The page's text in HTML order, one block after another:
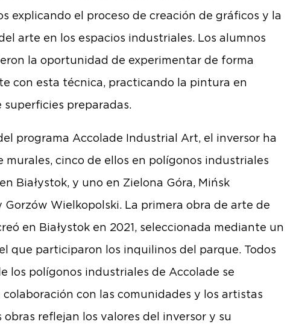
explicando el proceso de creación de gráficos y la
arte en los espacios industriales. Los alumnos
la oportunidad de experimentar de forma
con esta técnica, practicando la pintura en
superficies preparadas.
programa Accolade Industrial Art, el inversor ha
murales, cinco de ellos en polígonos industriales
Białystok, y uno en Zielona Góra, Mińsk
Gorzów Wielkopolski. La primera obra de arte de
en Białystok en 2021, seleccionada mediante un
que participaron los inquilinos del parque. Todos
los polígonos industriales de Accolade se
colaboración con las comunidades y los artistas
obras reflejan los valores del inversor y su